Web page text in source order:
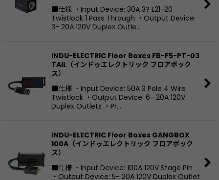
■仕様 ・Input Device: 30A 3? L21-20
Twistlock 1 Pass Through ・Output Device:
3- 20A 120V Duplex Outle…
INDU-ELECTRIC Floor Boxes FB-F5-PT-03
TAIL（インドゥエレクトリック フロアボック
ス）
■仕様 ・Input Device: 50A 3 Pole 4 Wire
Twistlock ・Output Device: 6- 20A 120V
Duplex Outlets ・Pr…
INDU-ELECTRIC Floor Boxes GANGBOX
100A（インドゥエレクトリック フロアボック
ス）
■仕様 ・Input Device: 100A 120V Stage Pin
・Output Device: 5- 20A 120V Duplex Outlet